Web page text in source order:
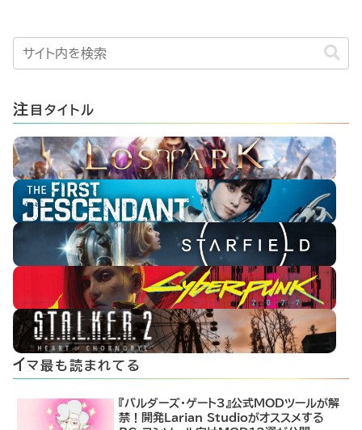
注 目タイトル
イマ最も読まれてる
『バルダーズ・ゲート3』公式MODツールが解
禁！開発Larian Studioがオススメする